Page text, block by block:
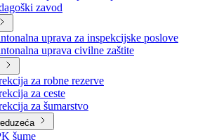
zdravstvenog osiguranja
za javno zdravstvo
za besplatnu pravnu pomoć
zavod
uprava za inspekcijske poslove
uprava civilne zaštite
za robne rezerve
za ceste